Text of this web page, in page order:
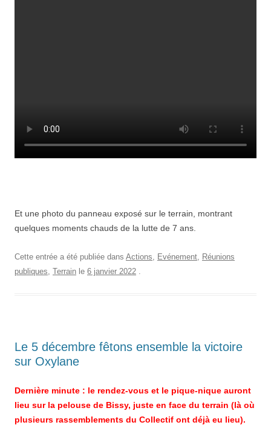
Et une photo du panneau exposé sur le terrain, montrant
quelques moments chauds de la lutte de 7 ans.
Cette entrée a été publiée dans Actions, Evénement, Réunions
publiques, Terrain le 6 janvier 2022 .
Le 5 décembre fêtons ensemble la victoire
sur Oxylane
Dernière minute : le rendez-vous et le pique-nique auront
lieu sur la pelouse de Bissy, juste en face du terrain (là où
plusieurs rassemblements du Collectif ont déjà eu lieu).